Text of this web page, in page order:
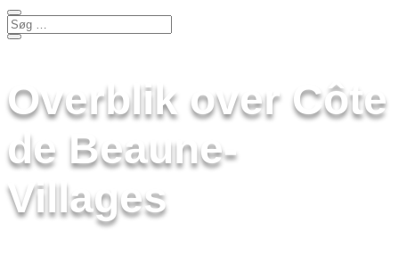
Overblik over Côte
de Beaune-
Villages